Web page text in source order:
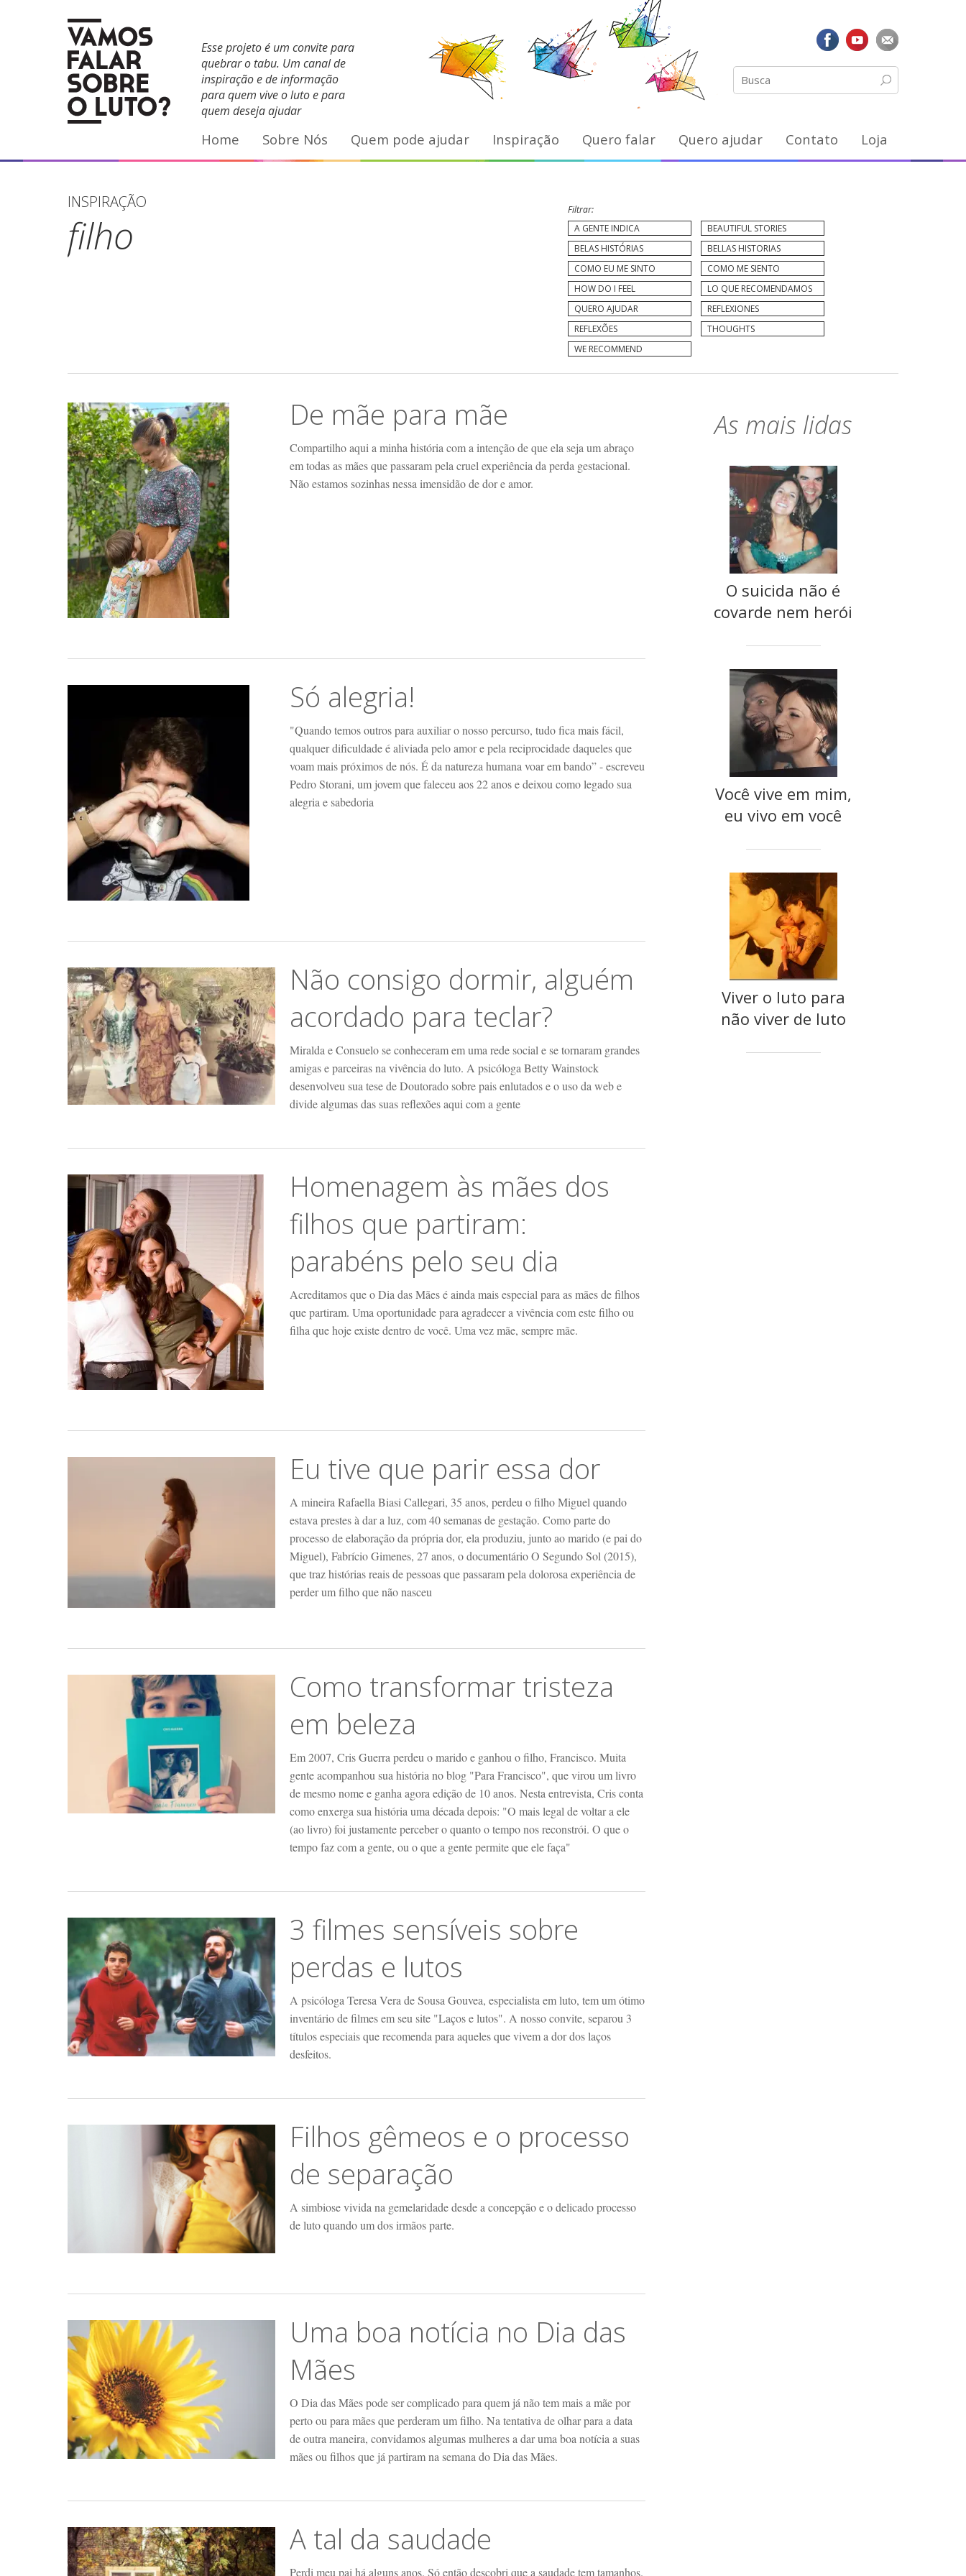
Esse projeto é um convite para
quebrar o tabu. Um canal de
inspiração e de informação
para quem vive o luto e para
quem deseja ajudar
FacebookYouTube
Home Sobre Nós Quem pode ajudar Inspiração Quero falar Quero ajudar Contato Loja
INSPIRAÇÃO
filho
Filtrar:
A GENTE INDICA
BEAUTIFUL STORIES
BELAS HISTÓRIAS
BELLAS HISTORIAS
COMO EU ME SINTO
COMO ME SIENTO
HOW DO I FEEL
LO QUE RECOMENDAMOS
QUERO AJUDAR
REFLEXIONES
REFLEXÕES
THOUGHTS
WE RECOMMEND
De mãe para mãe
Compartilho aqui a minha história com a intenção de que ela seja um abraço
em todas as mães que passaram pela cruel experiência da perda gestacional.
Não estamos sozinhas nessa imensidão de dor e amor.
Só alegria!
"Quando temos outros para auxiliar o nosso percurso, tudo fica mais fácil,
qualquer dificuldade é aliviada pelo amor e pela reciprocidade daqueles que
voam mais próximos de nós. É da natureza humana voar em bando” - escreveu
Pedro Storani, um jovem que faleceu aos 22 anos e deixou como legado sua
alegria e sabedoria
Não consigo dormir, alguém
acordado para teclar?
Miralda e Consuelo se conheceram em uma rede social e se tornaram grandes
amigas e parceiras na vivência do luto. A psicóloga Betty Wainstock
desenvolveu sua tese de Doutorado sobre pais enlutados e o uso da web e
divide algumas das suas reflexões aqui com a gente
Homenagem às mães dos
filhos que partiram:
parabéns pelo seu dia
Acreditamos que o Dia das Mães é ainda mais especial para as mães de filhos
que partiram. Uma oportunidade para agradecer a vivência com este filho ou
filha que hoje existe dentro de você. Uma vez mãe, sempre mãe.
Eu tive que parir essa dor
A mineira Rafaella Biasi Callegari, 35 anos, perdeu o filho Miguel quando
estava prestes à dar a luz, com 40 semanas de gestação. Como parte do
processo de elaboração da própria dor, ela produziu, junto ao marido (e pai do
Miguel), Fabrício Gimenes, 27 anos, o documentário O Segundo Sol (2015),
que traz histórias reais de pessoas que passaram pela dolorosa experiência de
perder um filho que não nasceu
Como transformar tristeza
em beleza
Em 2007, Cris Guerra perdeu o marido e ganhou o filho, Francisco. Muita
gente acompanhou sua história no blog "Para Francisco", que virou um livro
de mesmo nome e ganha agora edição de 10 anos. Nesta entrevista, Cris conta
como enxerga sua história uma década depois: "O mais legal de voltar a ele
(ao livro) foi justamente perceber o quanto o tempo nos reconstrói. O que o
tempo faz com a gente, ou o que a gente permite que ele faça"
3 filmes sensíveis sobre
perdas e lutos
A psicóloga Teresa Vera de Sousa Gouvea, especialista em luto, tem um ótimo
inventário de filmes em seu site "Laços e lutos". A nosso convite, separou 3
títulos especiais que recomenda para aqueles que vivem a dor dos laços
desfeitos.
Filhos gêmeos e o processo
de separação
A simbiose vivida na gemelaridade desde a concepção e o delicado processo
de luto quando um dos irmãos parte.
Uma boa notícia no Dia das
Mães
O Dia das Mães pode ser complicado para quem já não tem mais a mãe por
perto ou para mães que perderam um filho. Na tentativa de olhar para a data
de outra maneira, convidamos algumas mulheres a dar uma boa notícia a suas
mães ou filhos que já partiram na semana do Dia das Mães.
A tal da saudade
Perdi meu pai há alguns anos. Só então descobri que a saudade tem tamanhos.
As mais lidas
O suicida não é
covarde nem herói
Você vive em mim,
eu vivo em você
Viver o luto para
não viver de luto